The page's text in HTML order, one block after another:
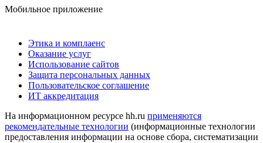
Мобильное приложение
Этика и комплаенс
Оказание услуг
Использование сайтов
Защита персональных данных
Пользовательское соглашение
ИТ аккредитация
На информационном ресурсе hh.ru применяются
рекомендательные технологии (информационные технологии
предоставления информации на основе сбора, систематизации